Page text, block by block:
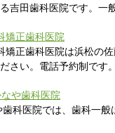
吉田歯科医院です。
矯正歯科医院
矯正歯科医院は浜松の
さい。電話予約制です。
科医院では、歯科一